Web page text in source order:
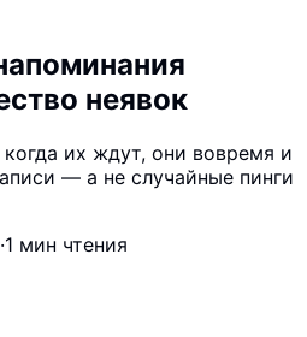
неявок
их ждут, они вовремя и
— а не случайные пинги
·1 мин чтения